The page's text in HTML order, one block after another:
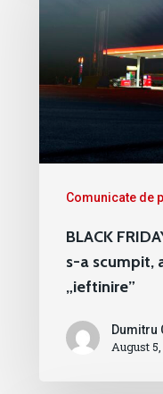
Comunicate de
BLACK
s-a scumpit,
„ieftinire”
Dumitru
August